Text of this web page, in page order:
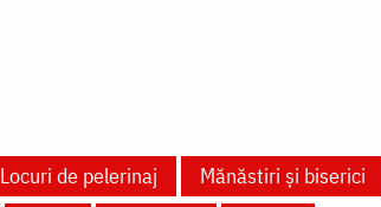
Locuri de pelerinaj
Mănăstiri și biserici